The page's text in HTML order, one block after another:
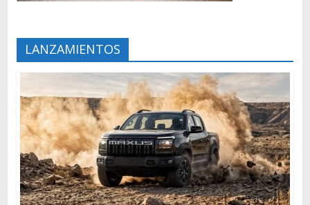
LANZAMIENTOS